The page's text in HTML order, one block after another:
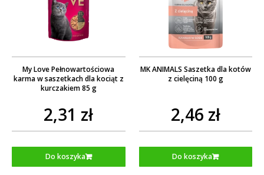
My Love Pełnowartościowa
karma w saszetkach dla kociąt z
kurczakiem 85 g
2,31 zł
Do koszyka
MK ANIMALS Saszetka dla kotów
z cielęciną 100 g
2,46 zł
Do koszyka